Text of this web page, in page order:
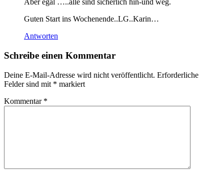
Aber egal …..alle sind sicherlich hin-und weg.
Guten Start ins Wochenende..LG..Karin…
Antworten
Schreibe einen Kommentar
Deine E-Mail-Adresse wird nicht veröffentlicht. Erforderliche
Felder sind mit * markiert
Kommentar *